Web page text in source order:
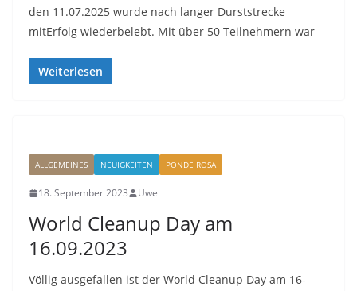
den 11.07.2025 wurde nach langer Durststrecke
mitErfolg wiederbelebt. Mit über 50 Teilnehmern war
Weiterlesen
ALLGEMEINES NEUIGKEITEN PONDE ROSA
18. September 2023 Uwe
World Cleanup Day am
16.09.2023
Völlig ausgefallen ist der World Cleanup Day am 16-